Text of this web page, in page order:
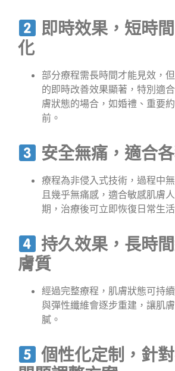
即時效果，短時
化
部分療程需長時間才能見效，
的即時改善效果顯著，特別適
膚狀態的場合，如婚禮、重要
前。
安全無痛，適合
療程為非侵入式技術，過程中
且幾乎無痛感，適合敏感肌膚
期，治療後可立即恢復日常生活
持久效果，長時
膚質
經過完整療程，肌膚狀態可持
與彈性纖維會逐步重建，讓肌
膩。
個性化定制，針